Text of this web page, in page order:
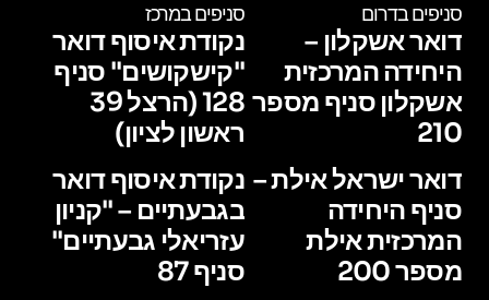
סניפים בדרום
דואר אשקלון –
היחידה המרכזית
אשקלון סניף מספר
210
דואר ישראל אילת –
סניף היחידה
המרכזית אילת
מספר 200
סניפים במרכז
נקודת איסוף דואר
"קישקושים" סניף
128 (הרצל 39
ראשון לציון)
נקודת איסוף דואר
בגבעתיים – "קניון
עזריאלי גבעתיים"
סניף 87